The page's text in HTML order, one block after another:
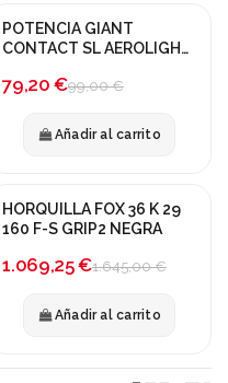
¡En oferta!
POTENCIA GIANT
CONTACT SL AEROLIGHT
79,20 €99,00 €
Añadir al carrito
¡En oferta!
HORQUILLA FOX 36 K 29
160 F-S GRIP2 NEGRA
1.069,25 €1.645,00 €
Añadir al carrito